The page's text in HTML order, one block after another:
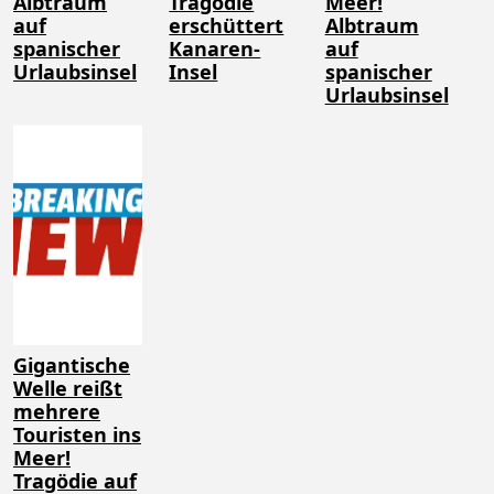
auf
spanischer
Urlaubsinsel
erschüttert
Kanaren-
Insel
Albtraum
auf
spanischer
Urlaubsinsel
Gigantische
Welle reißt
mehrere
Touristen ins
Meer!
Tragödie auf